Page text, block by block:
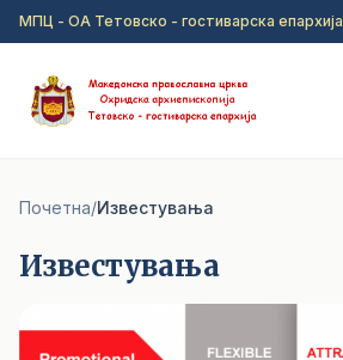
Прејди на главна содржина
МПЦ - ОА Тетовско - гостиварска епархија
Почетна/Известувања
Известувања